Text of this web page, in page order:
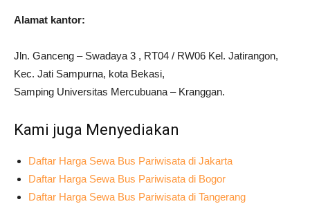
Alamat kantor:
Jln. Ganceng – Swadaya 3 , RT04 / RW06 Kel. Jatirangon,
Kec. Jati Sampurna, kota Bekasi,
Samping Universitas Mercubuana – Kranggan.
Kami juga Menyediakan
Daftar Harga Sewa Bus Pariwisata di Jakarta
Daftar Harga Sewa Bus Pariwisata di Bogor
Daftar Harga Sewa Bus Pariwisata di Tangerang